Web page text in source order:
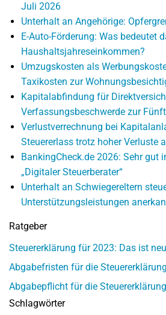
Juli 2026
Unterhalt an Angehörige:
E-Auto-Förderung: Was bedeutet
Haushaltsjahreseinkommen?
Umzugskosten als
Taxikosten zur
Kapitalabfindung für
Verfassungsbeschwerde zur
Verlustverrechnung bei
Steuererlass trotz hoher Verluste
BankingCheck.de 2026: Sehr gut
„Digitaler Steuerberater“
Unterhalt an Schwiegereltern
Unterstützungsleistungen
Ratgeber
Steuererklärung für 2023: Das ist neu
Abgabefristen für die Steuererklärung
Abgabepflicht für die Steuererklärung
Schlagwörter